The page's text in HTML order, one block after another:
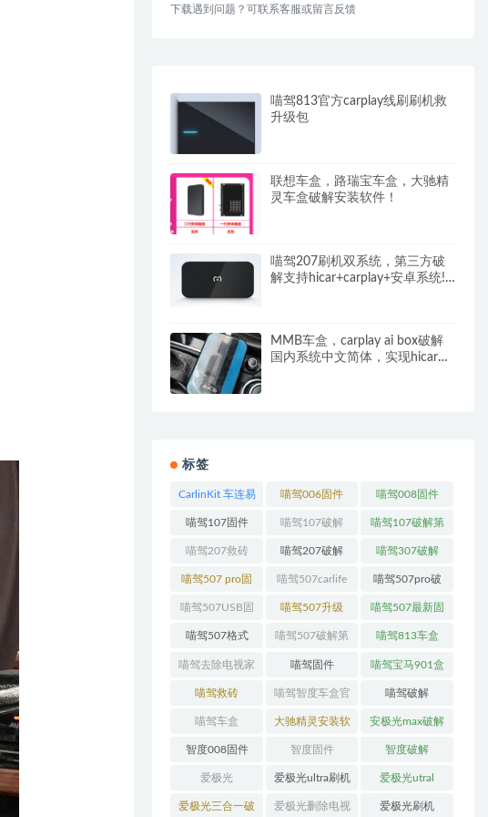
下载遇到问题？可联系客服或留言反馈
喵驾813官方carplay线刷刷机救
升级包
联想车盒，路瑞宝车盒，大驰精
灵车盒破解安装软件！
喵驾207刷机双系统，第三方破
解支持hicar+carplay+安卓系统!
MMB车盒，carplay ai box破解
国内系统中文简体，实现hicar，
标签
CarlinKit 车连易
T-Box-Plus_138
版本_安卓
喵驾006固件 喵驾008固件
喵驾107固件 喵驾107破解 喵驾107破解第
三方软件固件
喵驾207救砖 喵驾207破解 喵驾307破解
喵驾507 pro固
件
喵驾507carlife 喵驾507pro破
解
喵驾507USB固
件
喵驾507升级 喵驾507最新固
件
喵驾507格式 喵驾507破解第
三方
喵驾813车盒
喵驾去除电视家 喵驾固件 喵驾宝马901盒
子
喵驾救砖 喵驾智度车盒官
方线刷救砖系
统！
喵驾破解
喵驾车盒 大驰精灵安装软
件
安极光max破解
智度008固件 智度固件 智度破解
爱极光 爱极光ultra刷机
包
爱极光utral
爱极光三合一破 爱极光删除电视 爱极光刷机